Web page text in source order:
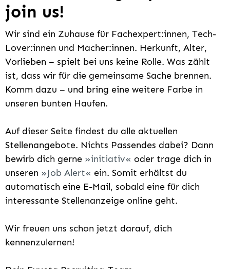
join us!
Wir sind ein Zuhause für Fachexpert:innen, Tech-
Lover:innen und Macher:innen. Herkunft, Alter,
Vorlieben – spielt bei uns keine Rolle. Was zählt
ist, dass wir für die gemeinsame Sache brennen.
Komm dazu – und bring eine weitere Farbe in
unseren bunten Haufen.
Auf dieser Seite findest du alle aktuellen
Stellenangebote. Nichts Passendes dabei? Dann
bewirb dich gerne
initiativ
oder trage dich in
unseren
Job Alert
ein. Somit erhältst du
automatisch eine E-Mail, sobald eine für dich
interessante Stellenanzeige online geht.
Wir freuen uns schon jetzt darauf, dich
kennenzulernen!